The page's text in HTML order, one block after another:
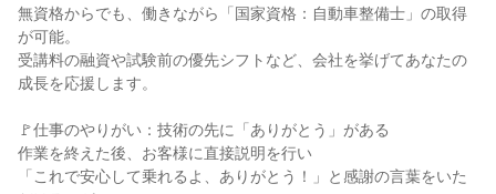
無資格からでも、働きながら「国家資格：自動車整備士」の取得
が可能。
受講料の融資や試験前の優先シフトなど、会社を挙げてあなたの
成長を応援します。
🚩仕事のやりがい：技術の先に「ありがとう」がある
作業を終えた後、お客様に直接説明を行い
「これで安心して乗れるよ、ありがとう！」と感謝の言葉をいた